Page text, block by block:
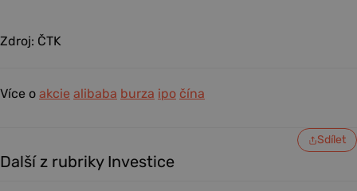
Zdroj: ČTK
Více o akcie alibaba burza ipo čína
Sdílet
Další z rubriky Investice